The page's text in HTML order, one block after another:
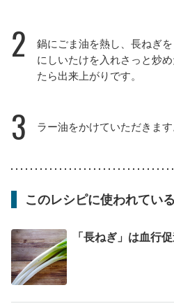
2
鍋にごま油を熱し、長ねぎ
にしいたけを入れさっと炒
たら出来上がりです。
3 ラー油をかけていただきます
このレシピに使われてい
「長ねぎ」は血行